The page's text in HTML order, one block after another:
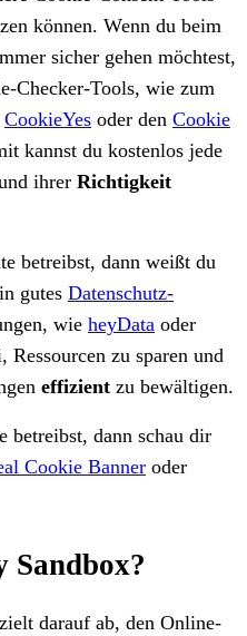
können. Wenn du beim
sicher gehen möchtest,
Checker-Tools, wie zum
CookieYes oder den Cookie
kannst du kostenlos jede
ihrer Richtigkeit
betreibst, dann weißt du
gutes Datenschutz-
wie heyData oder
Ressourcen zu sparen und
effizient zu bewältigen.
betreibst, dann schau dir
Cookie Banner oder
Sandbox?
zielt darauf ab, den Online-